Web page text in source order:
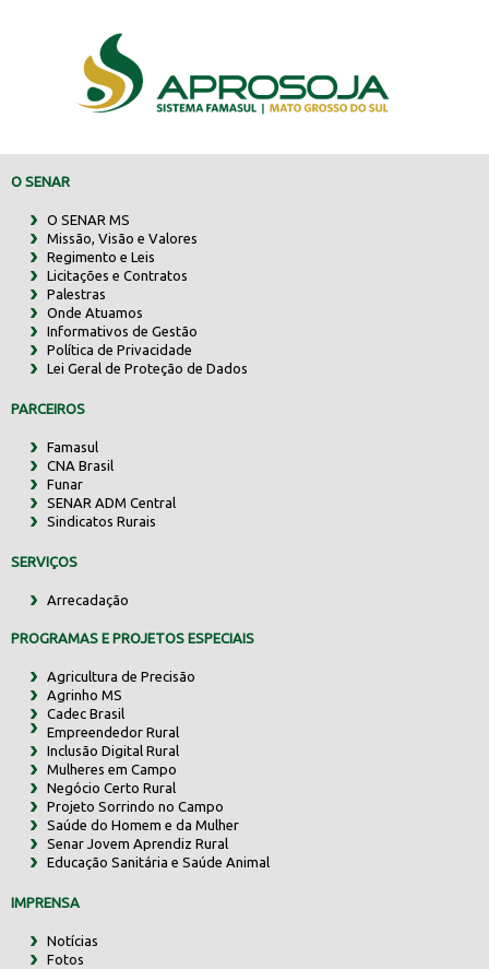
O SENAR
O SENAR MS
Missão, Visão e Valores
Regimento e Leis
Licitações e Contratos
Palestras
Onde Atuamos
Informativos de Gestão
Política de Privacidade
Lei Geral de Proteção de Dados
PARCEIROS
Famasul
CNA Brasil
Funar
SENAR ADM Central
Sindicatos Rurais
SERVIÇOS
Arrecadação
PROGRAMAS E PROJETOS ESPECIAIS
Agricultura de Precisão
Agrinho MS
Cadec Brasil
Empreendedor Rural
Inclusão Digital Rural
Mulheres em Campo
Negócio Certo Rural
Projeto Sorrindo no Campo
Saúde do Homem e da Mulher
Senar Jovem Aprendiz Rural
Educação Sanitária e Saúde Animal
IMPRENSA
Notícias
Fotos